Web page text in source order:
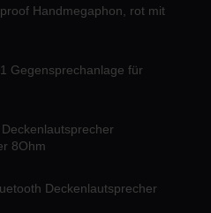
Handmegaphon, rot mit
Gegensprechanlage für
8Ohm
Deckenlautsprecher